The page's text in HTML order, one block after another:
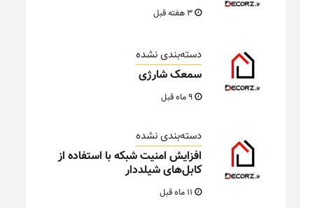
دسته‌بندی نشده
سمعک شارژی
دسته‌بندی نشده
افزایش امنیت شبکه با استفاده از
کابل‌های شیلددار